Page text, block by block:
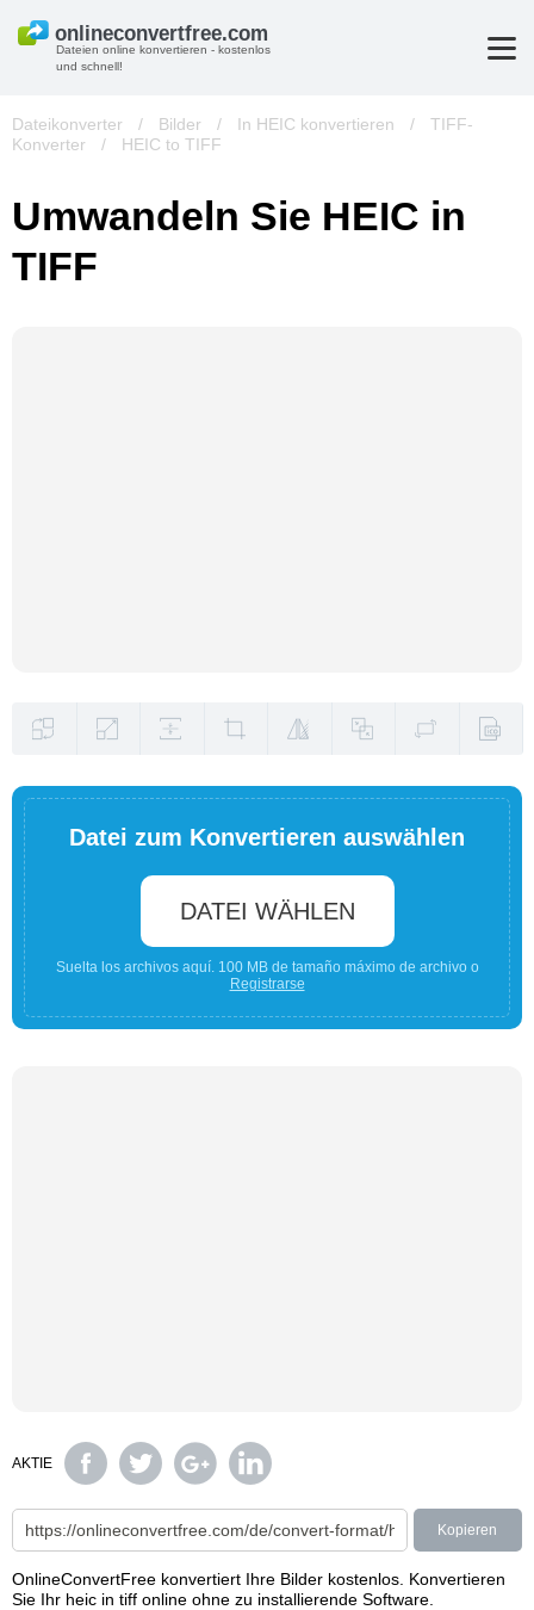
Dateien online konvertieren - kostenlos
und schnell!
Dateikonverter / Bilder / In HEIC konvertieren /
TIFF-
Konverter
/ HEIC to TIFF
Umwandeln Sie HEIC in
TIFF
Datei zum Konvertieren auswählen
DATEI WÄHLEN
Suelta los archivos aquí. 100 MB de tamaño máximo de archivo o
Registrarse
AKTIE
Kopieren
OnlineConvertFree konvertiert Ihre Bilder kostenlos. Konvertieren
Sie Ihr heic in tiff online ohne zu installierende Software.